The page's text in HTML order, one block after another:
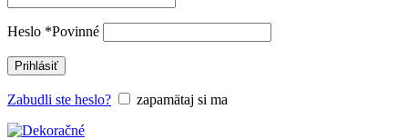
Heslo *Povinné
Prihlásiť
Zabudli ste heslo? zapamätaj si ma